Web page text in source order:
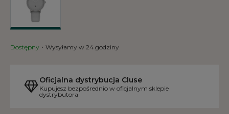
Dostępny Wysyłamy w 24 godziny
Oficjalna dystrybucja Cluse
Kupujesz bezpośrednio w oficjalnym sklepie
dystrybutora